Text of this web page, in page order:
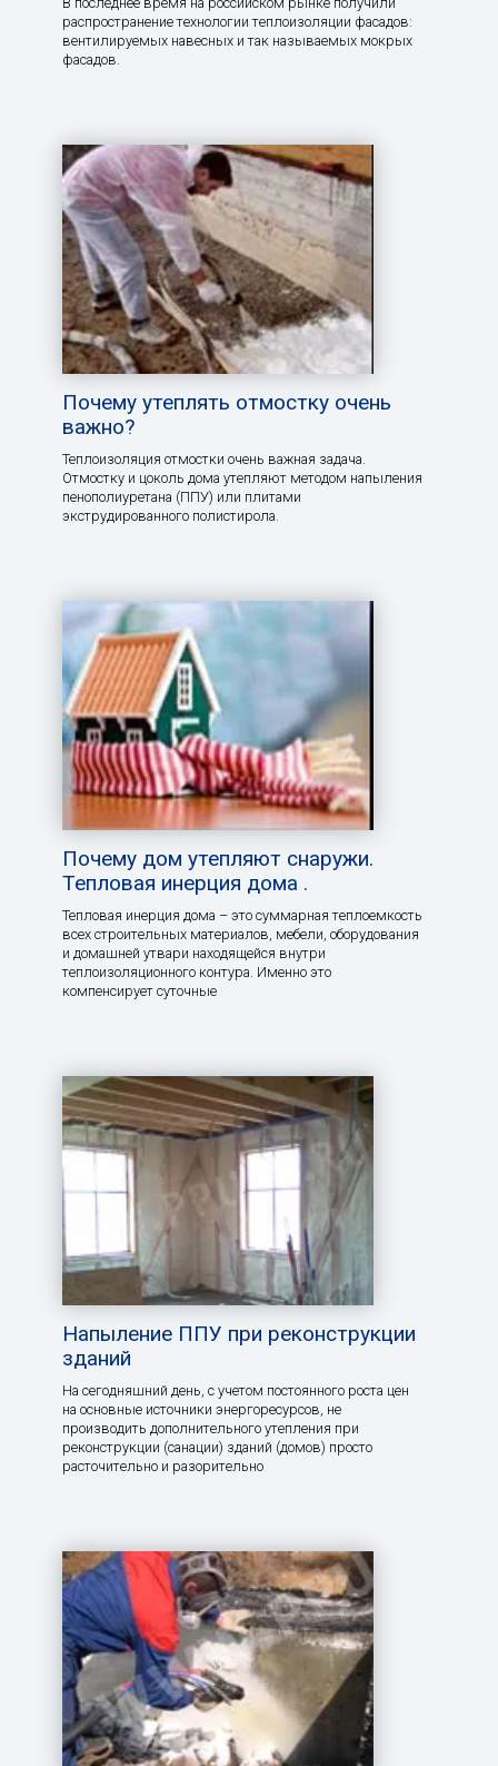
распространение технологии теплоизоляции фасадов:
вентилируемых навесных и так называемых мокрых
фасадов.
Почему утеплять отмостку очень
важно?
Теплоизоляция отмостки очень важная задача.
Отмостку и цоколь дома утепляют методом напыления
пенополиуретана (ППУ) или плитами
экструдированного полистирола.
Почему дом утепляют снаружи.
Тепловая инерция дома .
Тепловая инерция дома – это суммарная теплоемкость
всех строительных материалов, мебели, оборудования
и домашней утвари находящейся внутри
теплоизоляционного контура. Именно это
компенсирует суточные
Напыление ППУ при реконструкции
зданий
На сегодняшний день, с учетом постоянного роста цен
на основные источники энергоресурсов, не
производить дополнительного утепления при
реконструкции (санации) зданий (домов) просто
расточительно и разорительно